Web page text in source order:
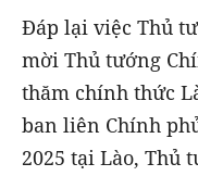
Đáp lại việc Thủ
mời Thủ tướng
thăm chính thức
ban liên Chính
2025 tại Lào, Thủ